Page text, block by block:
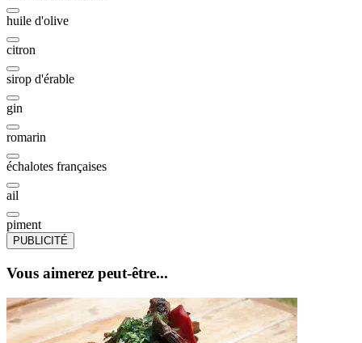
huile d'olive
citron
sirop d'érable
gin
romarin
échalotes françaises
ail
piment
PUBLICITÉ
Vous aimerez peut-être...